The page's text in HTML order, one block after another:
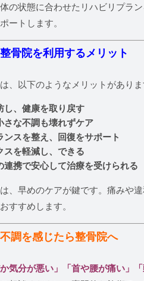
の状態に合わせたリハビリプラ
ートします。
骨院を利用するメリット
、以下のようなメリットがありま
し、健康を取り戻す
さな不調も壊れずケア
ンスを整え、回復をサポート
スを軽減し、できる
連携で安心して治療を受けられる
、早めのケアが鍵です。痛みや
すすめします。
調を感じたら整骨院へ
気分が悪い」「首や腰が痛い」